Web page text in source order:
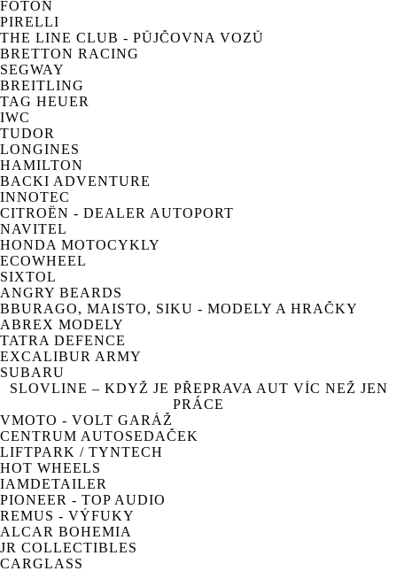
FOTON
PIRELLI
THE LINE CLUB - PŮJČOVNA VOZŮ
BRETTON RACING
SEGWAY
BREITLING
TAG HEUER
IWC
TUDOR
LONGINES
HAMILTON
BACKI ADVENTURE
INNOTEC
CITROËN - DEALER AUTOPORT
NAVITEL
HONDA MOTOCYKLY
ECOWHEEL
SIXTOL
ANGRY BEARDS
BBURAGO, MAISTO, SIKU - MODELY A HRAČKY
ABREX MODELY
TATRA DEFENCE
EXCALIBUR ARMY
SUBARU
SLOVLINE – KDYŽ JE PŘEPRAVA AUT VÍC NEŽ JEN
PRÁCE
VMOTO - VOLT GARÁŽ
CENTRUM AUTOSEDAČEK
LIFTPARK / TYNTECH
HOT WHEELS
IAMDETAILER
PIONEER - TOP AUDIO
REMUS - VÝFUKY
ALCAR BOHEMIA
JR COLLECTIBLES
CARGLASS